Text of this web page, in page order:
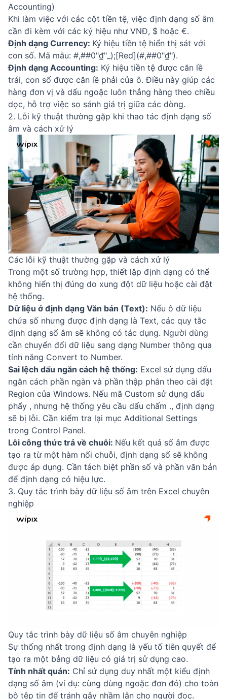
Accounting)
Khi làm việc với các cột tiền tệ, việc định dạng số âm
cần đi kèm với các ký hiệu như VNĐ, $ hoặc €.
Định dạng Currency: Ký hiệu tiền tệ hiển thị sát với
con số. Mã mẫu: #,##0"₫"_);[Red](#,##0"₫").
Định dạng Accounting: Ký hiệu tiền tệ được căn lề
trái, con số được căn lề phải của ô. Điều này giúp các
hàng đơn vị và dấu ngoặc luôn thẳng hàng theo chiều
dọc, hỗ trợ việc so sánh giá trị giữa các dòng.
2. Lỗi kỹ thuật thường gặp khi thao tác định dạng số
âm và cách xử lý
Các lỗi kỹ thuật thường gặp và cách xử lý
Trong một số trường hợp, thiết lập định dạng có thể
không hiển thị đúng do xung đột dữ liệu hoặc cài đặt
hệ thống.
Dữ liệu ở định dạng Văn bản (Text): Nếu ô dữ liệu
chứa số nhưng được định dạng là Text, các quy tắc
định dạng số âm sẽ không có tác dụng. Người dùng
cần chuyển đổi dữ liệu sang dạng Number thông qua
tính năng Convert to Number.
Sai lệch dấu ngăn cách hệ thống: Excel sử dụng dấu
ngăn cách phần ngàn và phần thập phân theo cài đặt
Region của Windows. Nếu mã Custom sử dụng dấu
phẩy , nhưng hệ thống yêu cầu dấu chấm ., định dạng
sẽ bị lỗi. Cần kiểm tra lại mục Additional Settings
trong Control Panel.
Lỗi công thức trả về chuỗi: Nếu kết quả số âm được
tạo ra từ một hàm nối chuỗi, định dạng số sẽ không
được áp dụng. Cần tách biệt phần số và phần văn bản
để định dạng có hiệu lực.
3. Quy tắc trình bày dữ liệu số âm trên Excel chuyên
nghiệp
Quy tắc trình bày dữ liệu số âm chuyên nghiệp
Sự thống nhất trong định dạng là yếu tố tiên quyết để
tạo ra một bảng dữ liệu có giá trị sử dụng cao.
Tính nhất quán: Chỉ sử dụng duy nhất một kiểu định
dạng số âm (ví dụ: cùng dùng ngoặc đơn đỏ) cho toàn
bộ tệp tin để tránh gây nhầm lẫn cho người đọc.